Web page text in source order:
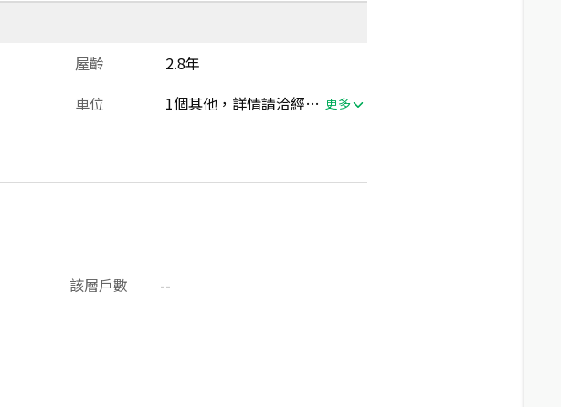
屋齡
2.8年
車位 1個其他，詳情請洽經紀人員 更多
該層戶數
--